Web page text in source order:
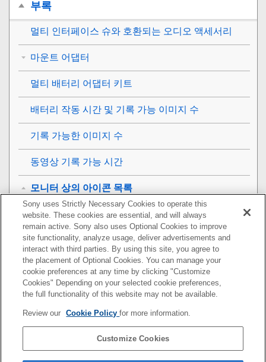
부록
멀티 인터페이스 슈와 호환되는 오디오 액세서리
마운트 어댑터
멀티 배터리 어댑터 키트
배터리 작동 시간 및 기록 가능 이미지 수
기록 가능한 이미지 수
동영상 기록 가능 시간
모니터 상의 아이콘 목록
정지 이미지 촬영 시 화면에 보이는 아이콘 목록
동영상 촬영 시 화면에 보이는 아이콘 목록
재생 화면 상의 아이콘 목록
사양
상표
Sony uses Strictly Necessary Cookies to operate this
website. These cookies are essential, and will always
remain active. Sony also uses Optional Cookies to improve
site functionality, analyze usage, deliver advertisements and
interact with third parties. By using this site, you agree to
the placement of Optional Cookies. You can manage your
cookie preferences at any time by clicking "Customize
Cookies" Depending on your selected cookie preferences,
the full functionality of this website may not be available.
Review our Cookie Policyfor more information.
Customize Cookies